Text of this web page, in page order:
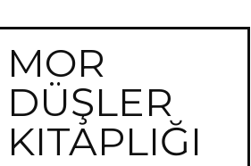
MOR
DÜŞLER
KITAPLIĞI